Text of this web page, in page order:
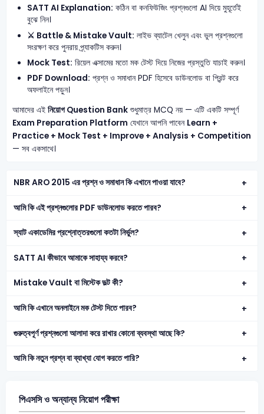
SATT AI Explanation: কঠিন বা কনফিউজিং প্রশ্নগুলো AI দিয়ে মুহূর্তেই
বুঝে নিন।
⚔️ Battle & Mistake Vault: লাইভ ব্যাটেল খেলুন এবং ভুল প্রশ্নগুলো
সংরক্ষণ করে পুনরায় প্র্যাকটিস করুন।
Mock Test: রিয়েল এক্সামের মতো মক টেস্ট দিয়ে নিজের প্রস্তুতি যাচাই করুন।
PDF Download: প্রশ্ন ও সমাধান PDF হিসেবে ডাউনলোড বা প্রিন্ট করে
অফলাইনে পড়ুন।
আমাদের এই নিয়োগ Question Bankশুধুমাত্র MCQ নয় — এটি একটি সম্পূর্ণ
Exam Preparation Platform যেখানে আপনি পাবেন Learn +
Practice + Mock Test + Improve + Analysis + Competition
— সব একসাথে।
NBR ARO 2015 এর প্রশ্ন ও সমাধান কি এখানে পাওয়া যাবে?
আমি কি এই প্রশ্নগুলোর PDF ডাউনলোড করতে পারব?
স্যাট একাডেমির প্রশ্নোত্তরগুলো কতটা নির্ভুল?
SATT AI কীভাবে আমাকে সাহায্য করবে?
Mistake Vault বা মিস্টেক ভল্ট কী?
আমি কি এখানে অনলাইনে মক টেস্ট দিতে পারব?
গুরুত্বপূর্ণ প্রশ্নগুলো আলাদা করে রাখার কোনো ব্যবস্থা আছে কি?
আমি কি নতুন প্রশ্ন বা ব্যাখ্যা যোগ করতে পারি?
পিএসসি ও অন্যান্য নিয়োগ পরীক্ষা